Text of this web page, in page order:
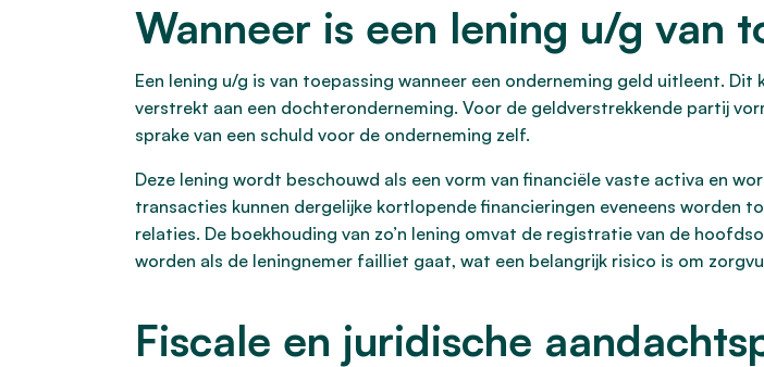
Wanneer is een lening u/g van
Een lening u/g is van toepassing wanneer een onderneming geld uitleent.
verstrekt aan een dochteronderneming. Voor de geldverstrekkende partij
sprake van een schuld voor de onderneming zelf.
Deze lening wordt beschouwd als een vorm van financiële vaste activa en
transacties kunnen dergelijke kortlopende financieringen eveneens worden
relaties. De boekhouding van zo’n lening omvat de registratie van de
worden als de leningnemer failliet gaat, wat een belangrijk risico is om
Fiscale en juridische